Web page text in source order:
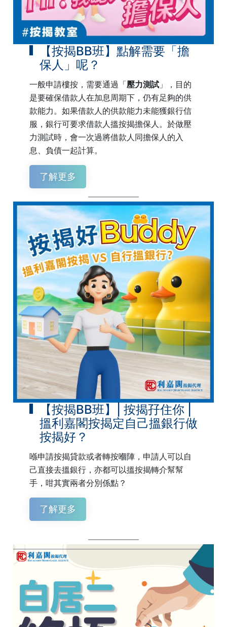
【按揭BB班】點解需要「擔
保人」呢？
一般申請樓按，需要通過「壓力測試」，目的
是要確保借款人在加息周期下，仍有足夠的供
款能力。如果借款人的供款能力未能獲銀行信
服，銀行可要求借款人搵按揭擔保人。於做壓
力測試時，會一次過將借款人同擔保人的入
息、負債一起計算。
了解更多
【按揭BB班】| 按揭孖住你 |
搵利嘉閣按揭定自己搵銀行做
按揭好？
喺申請按揭貸款或者轉按嗰陣，申請人可以自
己直接去搵銀行，亦都可以搵按揭轉介幫幫
手，咁其實兩者分別係點？
了解更多